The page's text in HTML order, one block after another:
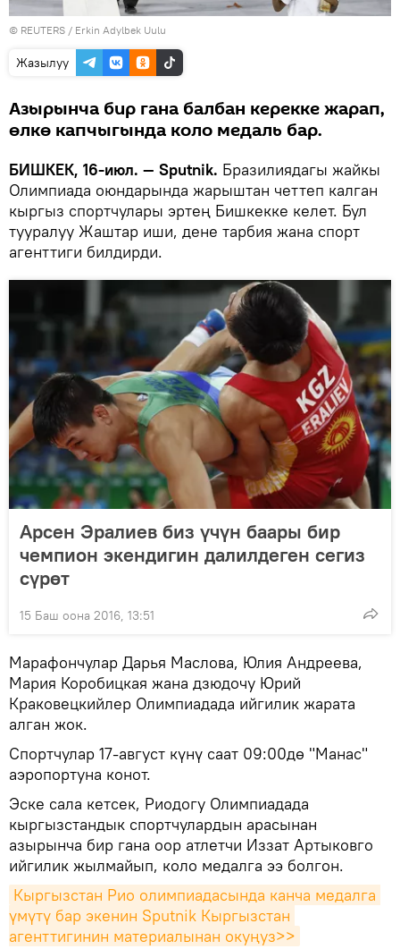
© REUTERS / Erkin Adylbek Uulu
Жазылуу
Азырынча бир гана балбан керекке жарап,
өлкө капчыгында коло медаль бар.
БИШКЕК, 16-июл. — Sputnik. Бразилиядагы жайкы
Олимпиада оюндарында жарыштан четтеп калган
кыргыз спортчулары эртең Бишкекке келет. Бул
тууралуу Жаштар иши, дене тарбия жана спорт
агенттиги билдирди.
Арсен Эралиев биз үчүн баары бир
чемпион экендигин далилдеген сегиз
сүрөт
15 Баш оона 2016, 13:51
Марафончулар Дарья Маслова, Юлия Андреева,
Мария Коробицкая жана дзюдочу Юрий
Краковецкийлер Олимпиадада ийгилик жарата
алган жок.
Спортчулар 17-август күнү саат 09:00дө "Манас"
аэропортуна конот.
Эске сала кетсек, Риодогу Олимпиадада
кыргызстандык спортчулардын арасынан
азырынча бир гана оор атлетчи Иззат Артыковго
ийгилик жылмайып, коло медалга ээ болгон.
Кыргызстан Рио олимпиадасында канча медалга
үмүтү бар экенин Sputnik Кыргызстан
агенттигинин материалынан окуңуз>>